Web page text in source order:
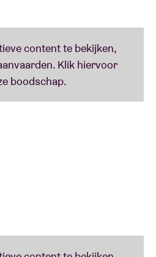
met Disclosure.
een credibele